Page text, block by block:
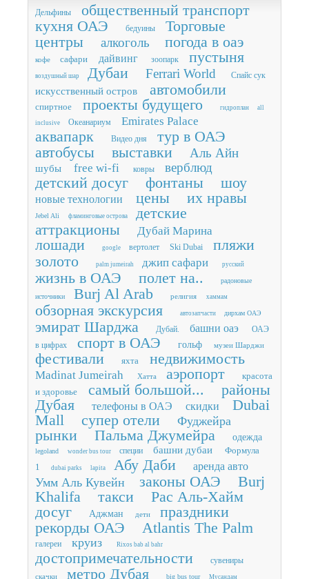
Дельфины
общественный транспорт
кухня ОАЭ
бедуины
Торговые
центры
алкоголь погода в оаэ
кофе сафари дайвинг зоопарк пустыня
воздушный шар Дубаи Ferrari World Спайс сук
искусственный остров автомобили
спиртное проекты будущего гидроплан all
inclusive Океанариум Emirates Palace
аквапарк Видео дня
тур в ОАЭ
автобусы
выставки Аль Айн
шубы free wi-fi ковры верблюд
детский досуг фонтаны шоу
новые технологии цены их нравы
Jebel Ali фламинговые острова
детские
аттракционы
Дубай Марина
лошади google вертолет Ski Dubai
пляжи
золото
palm jumeirah джип сафари русский
жизнь в ОАЭ полет на.. радоновые
источники Burj Al Arab религия хаммам
обзорная экскурсия автозапчасти дирхам ОАЭ
эмират Шарджа Дубай. башни оаэ
ОАЭ
в цифрах
спорт в ОАЭ гольф музеи Шарджи
фестивали яхта недвижимость
Madinat Jumeirah Хатта аэропорт
красота
и здоровье
самый большой...
районы
Дубая
телефоны в ОАЭ скидки
Dubai
Mall
супер отели Фуджейра
рынки Пальма Джумейра одежда
legoland wonder bus tour специи башни дубаи
Формула
1
dubai parks lapita Абу Даби аренда авто
Умм Аль Кувейн законы ОАЭ
Burj
Khalifa
такси
Рас Аль-Хайм
досуг
Аджман дети
праздники
рекорды ОАЭ
Atlantis The Palm
галереи круиз Rixos bab al bahr
достопримечательности сувениры
скачки метро Дубая big bus tour Мусандам